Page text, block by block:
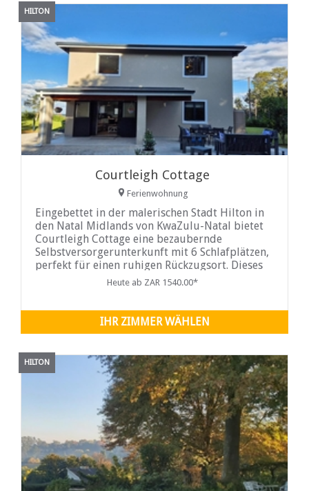
HILTON
Courtleigh Cottage
Ferienwohnung
Eingebettet in der malerischen Stadt Hilton in
den Natal Midlands von KwaZulu-Natal bietet
Courtleigh Cottage eine bezaubernde
Selbstversorgerunterkunft mit 6 Schlafplätzen,
perfekt für einen ruhigen Rückzugsort. Dieses
charmante Cottage verfügt über zwei
Schlafzimmer ist mit einem Doppelbett
Heute ab ZAR 1540.00*
IHR ZIMMER WÄHLEN
HILTON